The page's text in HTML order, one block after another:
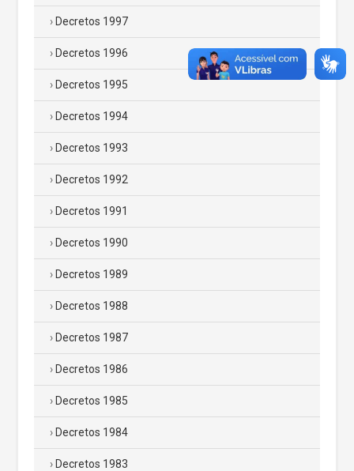
Decretos 1997
Decretos 1996
Decretos 1995
Decretos 1994
Decretos 1993
Decretos 1992
Decretos 1991
Decretos 1990
Decretos 1989
Decretos 1988
Decretos 1987
Decretos 1986
Decretos 1985
Decretos 1984
Decretos 1983